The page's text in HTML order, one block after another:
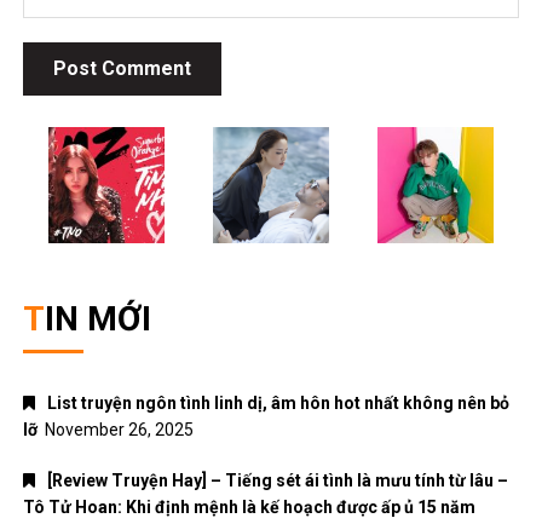
TIN MỚI
List truyện ngôn tình linh dị, âm hôn hot nhất không nên bỏ
lỡ November 26, 2025
[Review Truyện Hay] – Tiếng sét ái tình là mưu tính từ lâu –
Tô Tử Hoan: Khi định mệnh là kế hoạch được ấp ủ 15 năm